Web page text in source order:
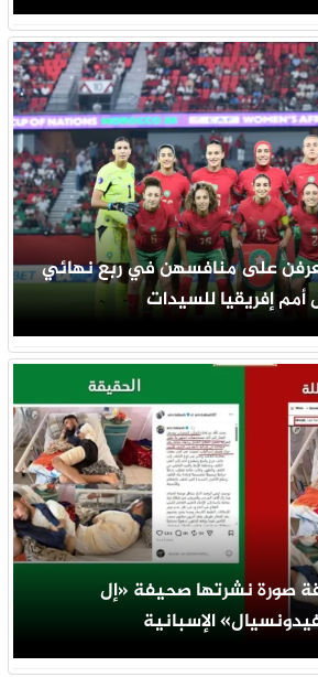
على منافسهن في ربع نهائي
إفريقيا للسيدات
صورة نشرتها صحيفة «إل
الإسبانية